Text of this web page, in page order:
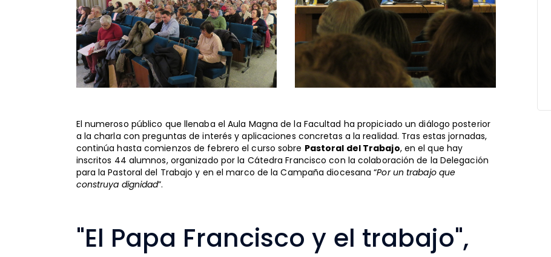
El numeroso público que llenaba el Aula Magna de la Facultad ha propiciado un diálogo posterior
a la charla con preguntas de interés y aplicaciones concretas a la realidad. Tras estas jornadas,
continúa hasta comienzos de febrero el curso sobre Pastoral del Trabajo, en el que hay
inscritos 44 alumnos, organizado por la Cátedra Francisco con la colaboración de la Delegación
para la Pastoral del Trabajo y en el marco de la Campaña diocesana “Por un trabajo que
construya dignidad”.
"El Papa Francisco y el trabajo",